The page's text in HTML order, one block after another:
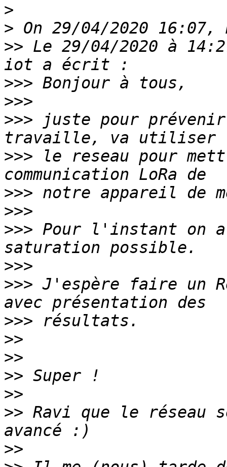
>
>
>> Le 29/04/2020 à
>>>
>>>
>>> juste pour
>>> le reseau pour
>>>
>>>
>>> Pour l'instant on a
>>>
>>> J'espère faire un
>>>
>>
>>
>>
>>
>> Ravi que le réseau
>>